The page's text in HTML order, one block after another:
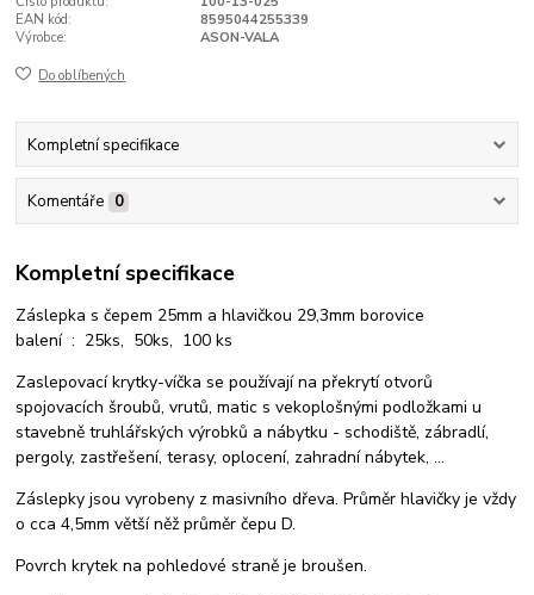
EAN kód:
8595044255339
Výrobce:
ASON-VALA
Do oblíbených
Kompletní specifikace
Komentáře 0
Kompletní specifikace
Záslepka s čepem 25mm a hlavičkou 29,3mm borovice
balení : 25ks, 50ks, 100 ks
Zaslepovací krytky-víčka se používají na překrytí otvorů
spojovacích šroubů, vrutů, matic s vekoplošnými podložkami u
stavebně truhlářských výrobků a nábytku - schodiště, zábradlí,
pergoly, zastřešení, terasy, oplocení, zahradní nábytek, ...
Záslepky jsou vyrobeny z masivního dřeva. Průměr hlavičky je vždy
o cca 4,5mm větší něž průměr čepu D.
Povrch krytek na pohledové straně je broušen.